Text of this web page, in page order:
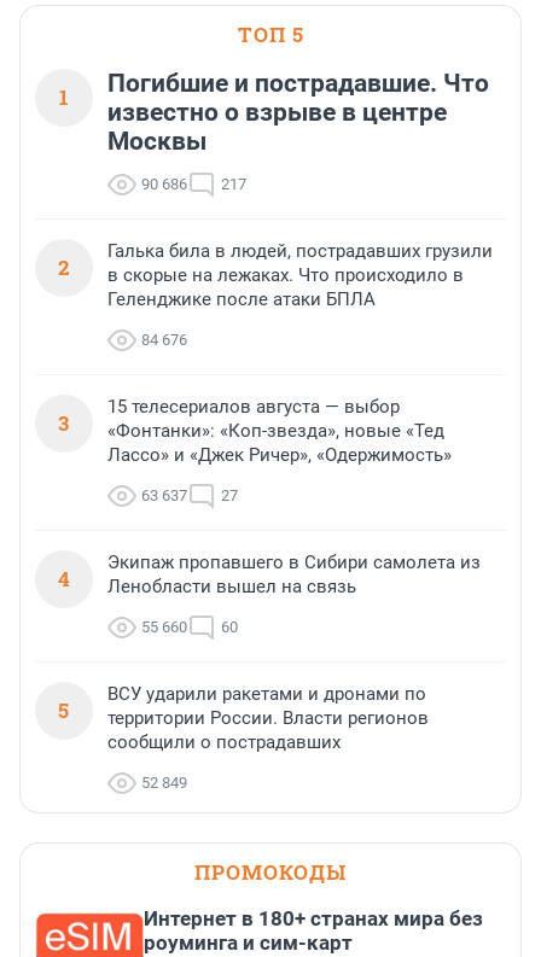
ТОП 5
1
Погибшие и пострадавшие. Что
известно о взрыве в центре
Москвы
90 686 217
2
Галька била в людей, пострадавших грузили
в скорые на лежаках. Что происходило в
Геленджике после атаки БПЛА
84 676
3
15 телесериалов августа — выбор
«Фонтанки»: «Коп-звезда», новые «Тед
Лассо» и «Джек Ричер», «Одержимость»
63 637 27
4
Экипаж пропавшего в Сибири самолета из
Ленобласти вышел на связь
55 660 60
5
ВСУ ударили ракетами и дронами по
территории России. Власти регионов
сообщили о пострадавших
52 849
ПРОМОКОДЫ
Интернет в 180+ странах мира без
роуминга и сим-карт